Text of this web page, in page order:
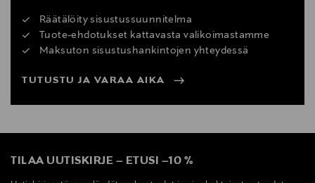
Räätälöity sisustussuunnitelma
Tuote-ehdotukset kattavasta valikoimastamme
Maksuton sisustushankintojen yhteydessä
TUTUSTU JA VARAA AIKA
TILAA UUTISKIRJE – ETUSI –10 %